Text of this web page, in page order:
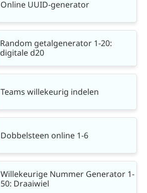
Online UUID-generator
Random getalgenerator 1-20:
digitale d20
Teams willekeurig indelen
Dobbelsteen online 1-6
Willekeurige Nummer Generator 1-
50: Draaiwiel